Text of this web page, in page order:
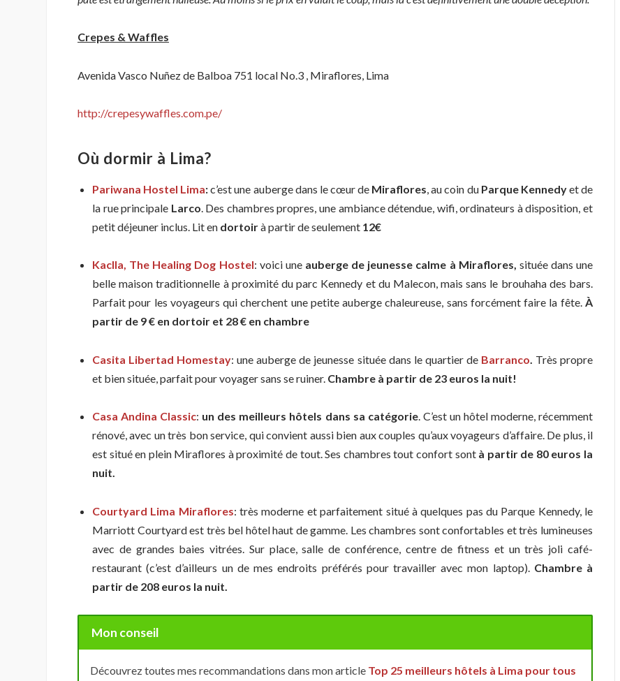
Crepes & Waffles
Avenida Vasco Nuñez de Balboa 751 local No.3 , Miraflores, Lima
http://crepesywaffles.com.pe/
Où dormir à Lima?
Pariwana Hostel Lima:c’est une auberge dans le cœur de Miraflores, au coin du Parque Kennedyet de
la rue principale Larco. Des chambres propres, une ambiance détendue, wifi, ordinateurs à disposition, et
petit déjeuner inclus. Lit en dortoirà partir de seulement 12€
Kaclla, The Healing Dog Hostel: voici une auberge de jeunesse calme à Miraflores, située dans une
belle maison traditionnelle à proximité du parc Kennedy et du Malecon, mais sans le brouhaha des bars.
Parfait pour les voyageurs qui cherchent une petite auberge chaleureuse, sans forcément faire la fête. À
partir de 9 € en dortoir et 28€ en chambre
Casita Libertad Homestay: une auberge de jeunesse située dans le quartier de Barranco. Très propre
et bien située, parfait pour voyager sans se ruiner. Chambre à partir de 23 euros la nuit!
Casa Andina Classic: un des meilleurs hôtels dans sa catégorie. C’est un hôtel moderne, récemment
rénové, avec un très bon service, qui convient aussi bien aux couples qu’aux voyageurs d’affaire. De plus, il
est situé en plein Miraflores à proximité de tout. Ses chambres tout confort sont à partir de 80 euros la
nuit.
Courtyard Lima Miraflores: très moderne et parfaitement situé à quelques pas du Parque Kennedy, le
Marriott Courtyard est très bel hôtel haut de gamme. Les chambres sont confortables et très lumineuses
avec de grandes baies vitrées. Sur place, salle de conférence, centre de fitness et un très joli café-
restaurant (c’est d’ailleurs un de mes endroits préférés pour travailler avec mon laptop). Chambre à
partir de 208 euros la nuit.
Mon conseil
Découvrez toutes mes recommandations dans mon article Top 25 meilleurs hôtels à Lima pour tous